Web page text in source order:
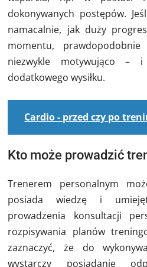
dokonywanych postępów.
namacalnie, jak duży
momentu,
niezwykle motywująco –
dodatkowego wysiłku.
Cardio - przed czy po
Kto może prowadzić
Trenerem personalnym
posiada wiedzę i
prowadzenia konsultacji
rozpisywania planów
zaznaczyć, że do
wystarczy posiadanie